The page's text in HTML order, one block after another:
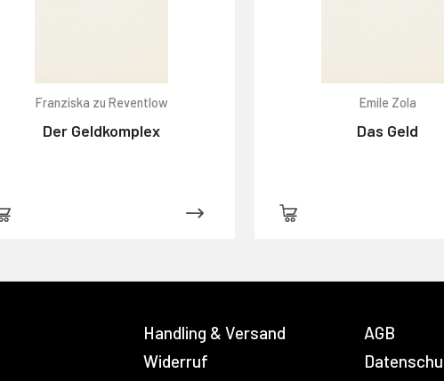
Franziska zu Reventlow
Der Geldkomplex
Emile Zola
Das Geld
Handling & Versand
Widerruf
AGB